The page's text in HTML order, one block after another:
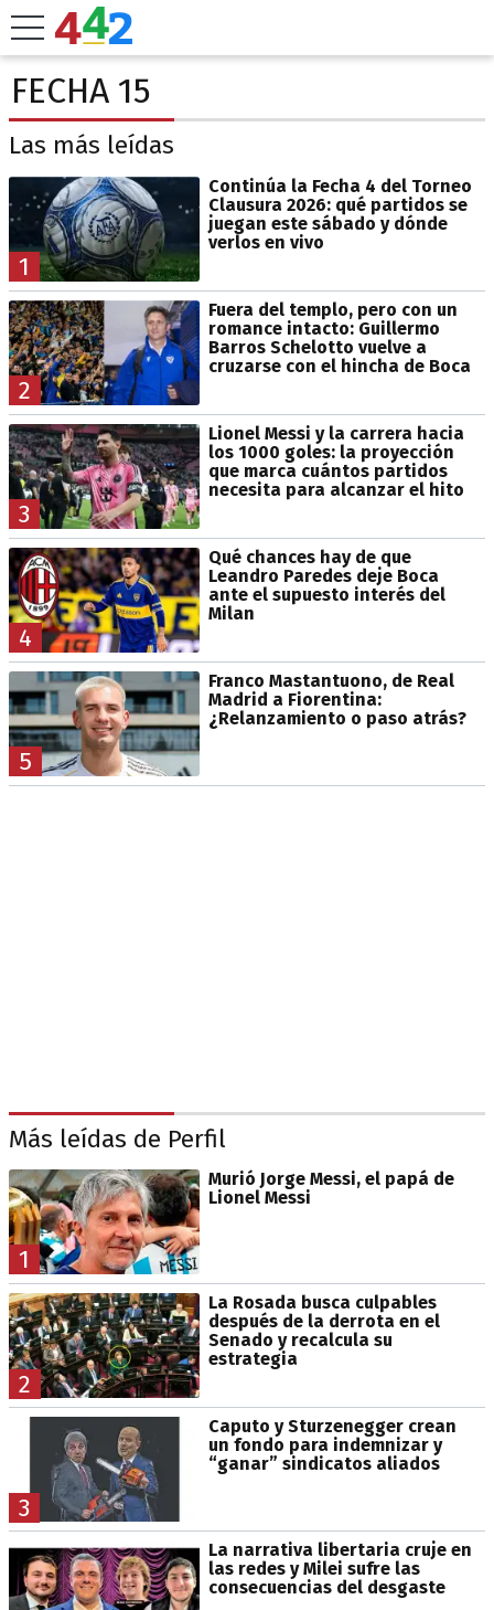
FECHA 15
Las más leídas
1
Continúa la Fecha 4 del Torneo
Clausura 2026: qué partidos se
juegan este sábado y dónde
verlos en vivo
2
Fuera del templo, pero con un
romance intacto: Guillermo
Barros Schelotto vuelve a
cruzarse con el hincha de Boca
3
Lionel Messi y la carrera hacia
los 1000 goles: la proyección
que marca cuántos partidos
necesita para alcanzar el hito
4
Qué chances hay de que
Leandro Paredes deje Boca
ante el supuesto interés del
Milan
5
Franco Mastantuono, de Real
Madrid a Fiorentina:
¿Relanzamiento o paso atrás?
Más leídas de Perfil
1
Murió Jorge Messi, el papá de
Lionel Messi
2
La Rosada busca culpables
después de la derrota en el
Senado y recalcula su
estrategia
3
Caputo y Sturzenegger crean
un fondo para indemnizar y
“ganar” sindicatos aliados
La narrativa libertaria cruje en
las redes y Milei sufre las
consecuencias del desgaste